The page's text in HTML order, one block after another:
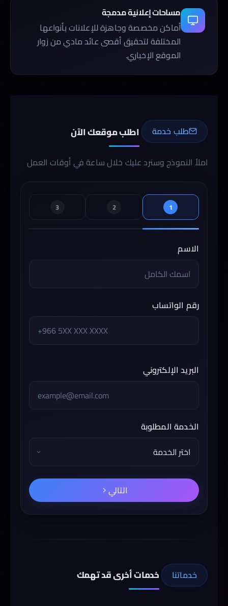
مساحات إعلانية مدمجة
أماكن مخصصة وجاهزة للإعلانات بأنواعها
المختلفة لتحقيق أقصى عائد مادي من زوار
الموقع الإخباري.
طلب خدمة اطلب موقعك الآن
املأ النموذج وسنرد عليك خلال ساعة في أوقات العمل
1
2
3
الاسم
رقم الواتساب
البريد الإلكتروني
الخدمة المطلوبة
التالي
خدماتنا خدمات أخرى قد تهمك